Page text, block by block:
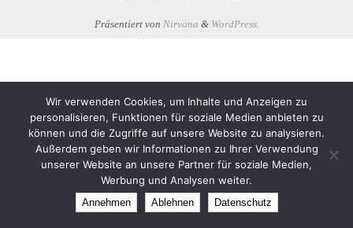
Präsentiert von Nirvana & WordPress.
Wir verwenden Cookies, um Inhalte und Anzeigen zu
personalisieren, Funktionen für soziale Medien anbieten zu
können und die Zugriffe auf unsere Website zu analysieren.
Außerdem geben wir Informationen zu Ihrer Verwendung
unserer Website an unsere Partner für soziale Medien,
Werbung und Analysen weiter.
Annehmen Ablehnen Datenschutz